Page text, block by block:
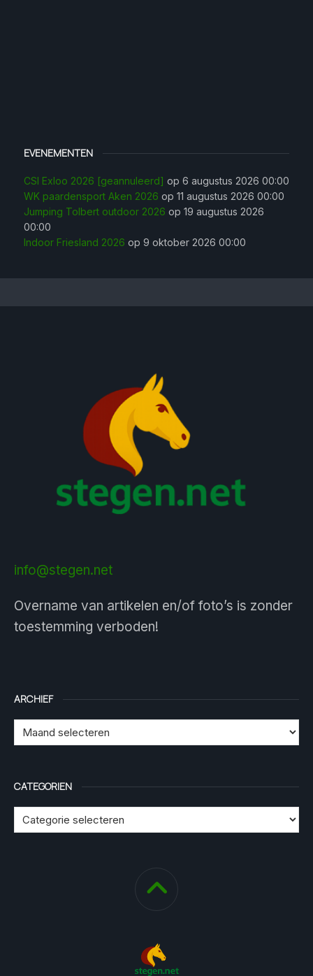
EVENEMENTEN
CSI Exloo 2026 [geannuleerd] op 6 augustus 2026 00:00
WK paardensport Aken 2026 op 11 augustus 2026 00:00
Jumping Tolbert outdoor 2026 op 19 augustus 2026
00:00
Indoor Friesland 2026 op 9 oktober 2026 00:00
info@stegen.net
Overname van artikelen en/of foto’s is zonder
toestemming verboden!
ARCHIEF
CATEGORIEN